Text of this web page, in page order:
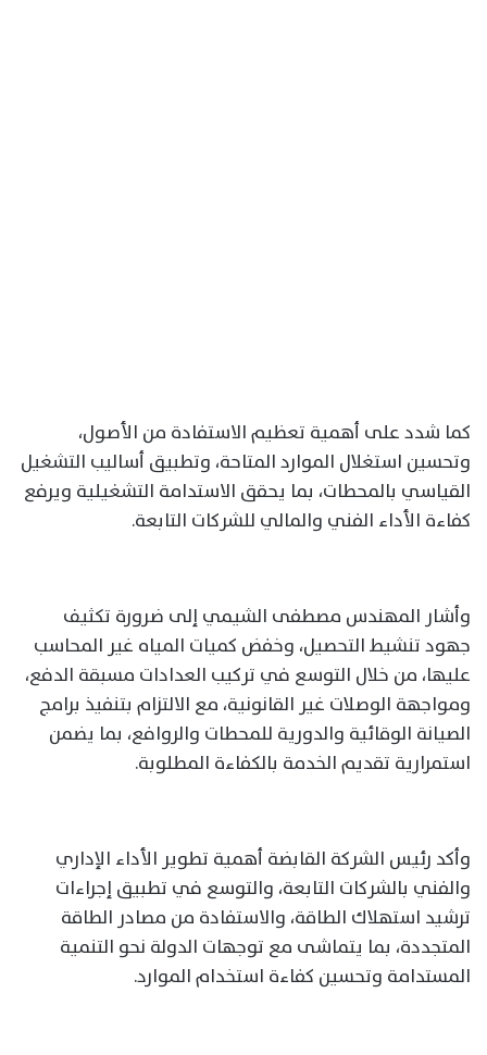
كما شدد على أهمية تعظيم الاستفادة من الأصول،
وتحسين استغلال الموارد المتاحة، وتطبيق أساليب التشغيل
القياسي بالمحطات، بما يحقق الاستدامة التشغيلية ويرفع
كفاءة الأداء الفني والمالي للشركات التابعة.
وأشار المهندس مصطفى الشيمي إلى ضرورة تكثيف
جهود تنشيط التحصيل، وخفض كميات المياه غير المحاسب
عليها، من خلال التوسع في تركيب العدادات مسبقة الدفع،
ومواجهة الوصلات غير القانونية، مع الالتزام بتنفيذ برامج
الصيانة الوقائية والدورية للمحطات والروافع، بما يضمن
استمرارية تقديم الخدمة بالكفاءة المطلوبة.
وأكد رئيس الشركة القابضة أهمية تطوير الأداء الإداري
والفني بالشركات التابعة، والتوسع في تطبيق إجراءات
ترشيد استهلاك الطاقة، والاستفادة من مصادر الطاقة
المتجددة، بما يتماشى مع توجهات الدولة نحو التنمية
المستدامة وتحسين كفاءة استخدام الموارد.